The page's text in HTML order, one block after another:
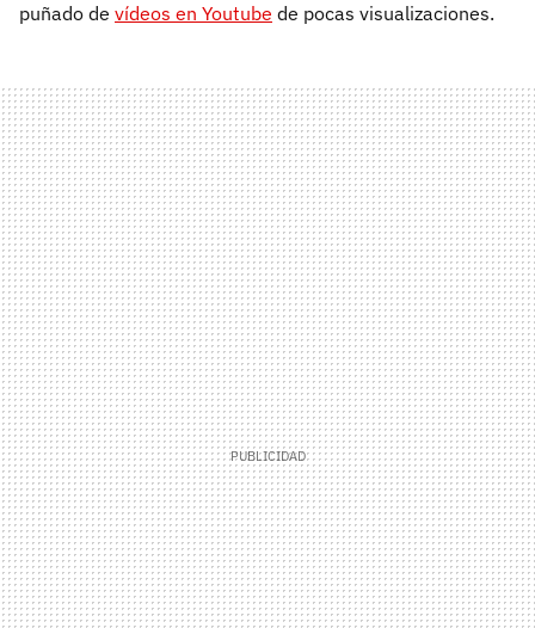
puñado de vídeos en Youtube de pocas visualizaciones.